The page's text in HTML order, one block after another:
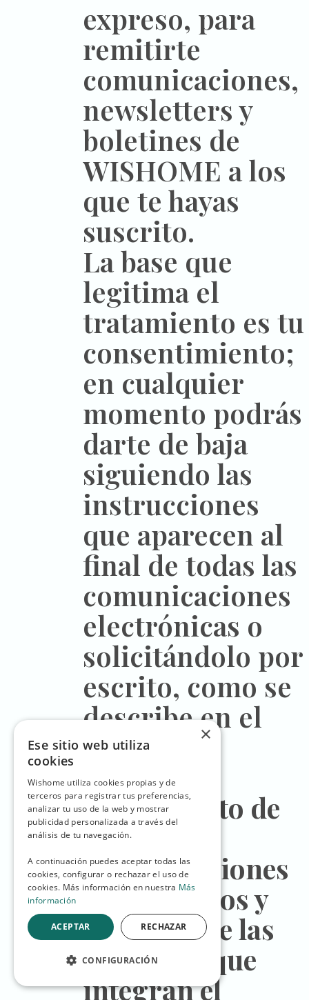
expreso, para
remitirte
comunicaciones,
newsletters y
boletines de
WISHOME a los
que te hayas
suscrito.
La base que
legitima el
tratamiento es tu
consentimiento;
en cualquier
momento podrás
darte de baja
siguiendo las
instrucciones
que aparecen al
final de todas las
comunicaciones
electrónicas o
solicitándolo por
escrito, como se
describe en el
apartado
Derechos.
Tratamiento de
datos para
comunicaciones
de productos y
servicios de las
empresas que
integran el
×
Ese sitio web utiliza
cookies
Wishome utiliza cookies propias y de
terceros para registrar tus preferencias,
analizar tu uso de la web y mostrar
publicidad personalizada a través del
análisis de tu navegación.
A continuación puedes aceptar todas las
cookies, configurar o rechazar el uso de
cookies. Más información en nuestra Más
información
ACEPTAR RECHAZAR
CONFIGURACIÓN